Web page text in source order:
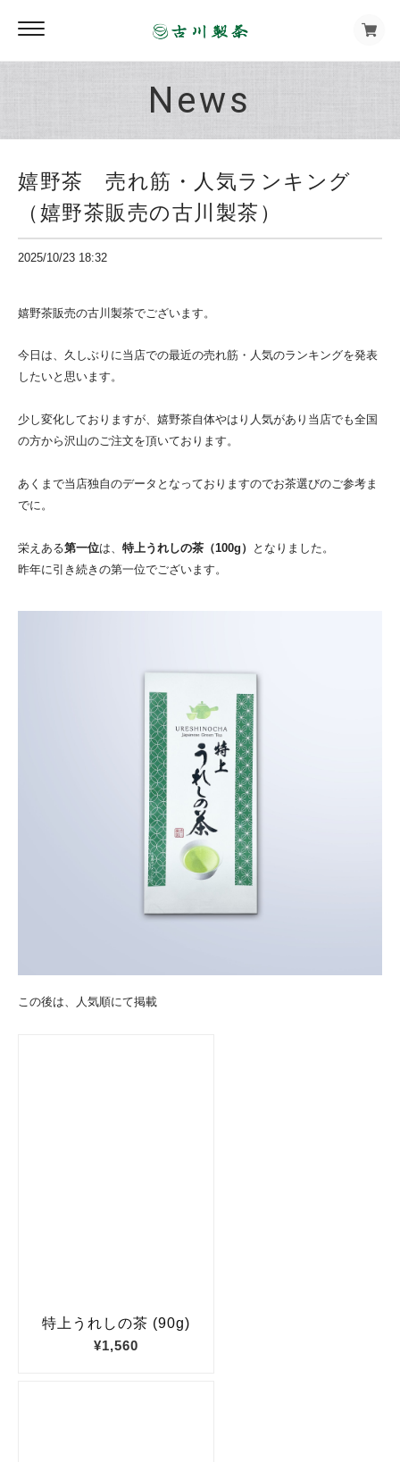
News
嬉野茶 売れ筋・人気ランキング
（嬉野茶販売の古川製茶）
2025/10/23 18:32
嬉野茶販売の古川製茶でございます。
今日は、久しぶりに当店での最近の売れ筋・人気のランキングを発表
したいと思います。
少し変化しておりますが、嬉野茶自体やはり人気があり当店でも全国
の方から沢山のご注文を頂いております。
あくまで当店独自のデータとなっておりますのでお茶選びのご参考ま
でに。
栄えある第一位は、 特上うれしの茶（100g）
となりました。
昨年に引き続きの第一位でございます。
この後は、人気順にて掲載